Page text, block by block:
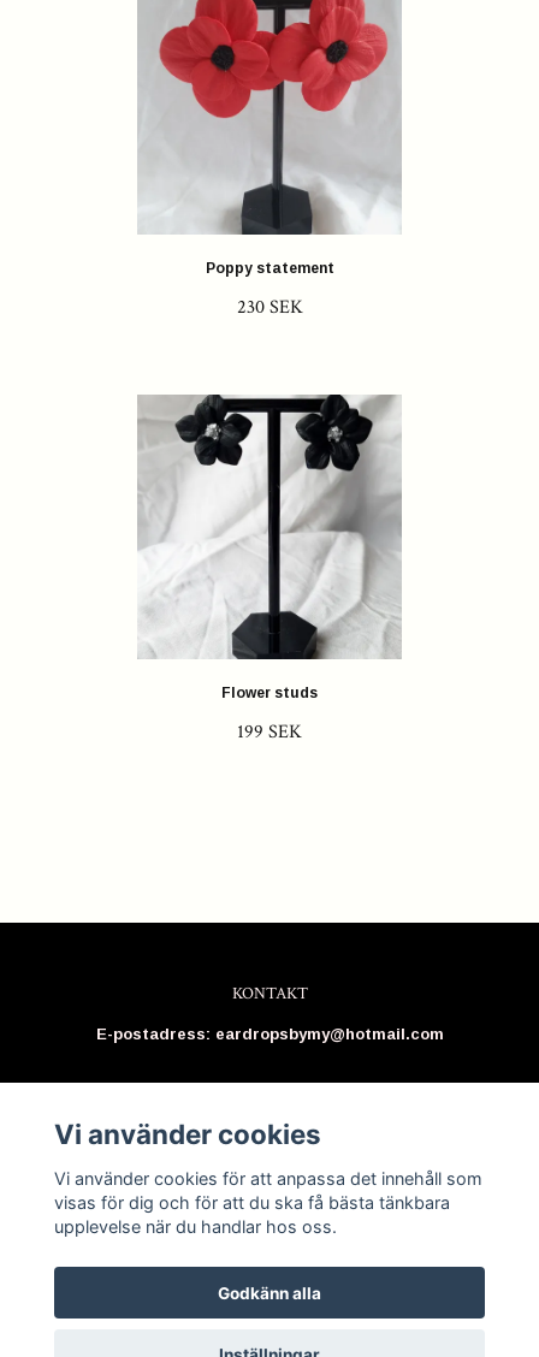
Poppy statement
230 SEK
Flower studs
199 SEK
KONTAKT
E-postadress: eardropsbymy@hotmail.com
Vi använder cookies
Vi använder cookies för att anpassa det innehåll som
visas för dig och för att du ska få bästa tänkbara
upplevelse när du handlar hos oss.
Godkänn alla